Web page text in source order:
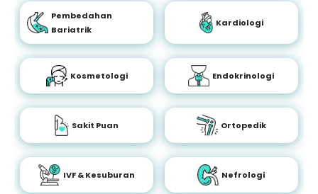
Pembedahan
Bariatrik
Kardiologi
Kosmetologi Endokrinologi
Sakit Puan Ortopedik
IVF & Kesuburan Nefrologi